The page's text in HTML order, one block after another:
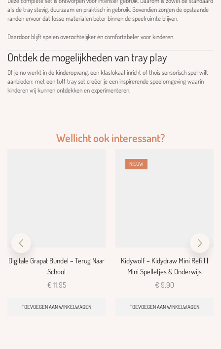
als de tray stevig, duurzaam en praktisch in gebruik. Bovendien zorgen de opstaande
randen ervoor dat losse materialen beter binnen de speelruimte blijven.
Daardoor blijft spelen overzichtelijker én comfortabeler voor kinderen.
Ontdek de mogelijkheden van tray play
Of je nu werkt in de kinderopvang, een klaslokaal inricht of thuis sensorisch spel wilt
aanbieden: met een tuff tray set creëer je een inspirerende speelomgeving waarin
kinderen vrij kunnen ontdekken en experimenteren.
Wellicht ook interessant?
Digitale Grapat Bundel – Terug Naar
School
€ 11,95
TOEVOEGEN AAN WINKELWAGEN
NIEUW
Kidywolf – Kidydraw Mini Refill |
Mini Spelletjes & Onderwijs
€ 9,90
TOEVOEGEN AAN WINKELWAGEN